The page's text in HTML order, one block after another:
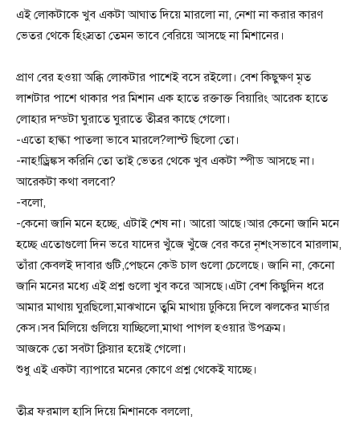
এই লোকটাকে খুব একটা আঘাত দিয়ে মারলো না, নেশা না করার কারণ
ভেতর থেকে হিংস্রতা তেমন ভাবে বেরিয়ে আসছে না মিশানের।
প্রাণ বের হওয়া অব্ধি লোকটার পাশেই বসে রইলো। বেশ কিছুক্ষণ মৃত
লাশটার পাশে থাকার পর মিশান এক হাতে রক্তাক্ত বিয়ারিং আরেক হাতে
লোহার দন্ডটা ঘুরাতে ঘুরাতে তীব্রর কাছে গেলো।
-এতো হাল্কা পাতলা ভাবে মারলে?লাস্ট ছিলো তো।
-নাহ!ড্রিঙ্কস করিনি তো তাই ভেতর থেকে খুব একটা স্পীড আসছে না।
আরেকটা কথা বলবো?
-বলো,
-কেনো জানি মনে হচ্ছে, এটাই শেষ না। আরো আছে।আর কেনো জানি মনে
হচ্ছে এতোগুলো দিন ভরে যাদের খুঁজে খুঁজে বের করে নৃশংসভাবে মারলাম,
তাঁরা কেবলই দাবার গুটি,পেছনে কেউ চাল গুলো চেলেছে। জানি না, কেনো
জানি মনের মধ্যে এই প্রশ্ন গুলো খুব করে আসছে।এটা বেশ কিছুদিন ধরে
আমার মাথায় ঘুরছিলো,মাঝখানে তুমি মাথায় ঢুকিয়ে দিলে ঝলকের মার্ডার
কেস।সব মিলিয়ে গুলিয়ে যাচ্ছিলো,মাথা পাগল হওয়ার উপক্রম।
আজকে তো সবটা ক্লিয়ার হয়েই গেলো।
শুধু এই একটা ব্যাপারে মনের কোণে প্রশ্ন থেকেই যাচ্ছে।
তীব্র ফরমাল হাসি দিয়ে মিশানকে বললো,